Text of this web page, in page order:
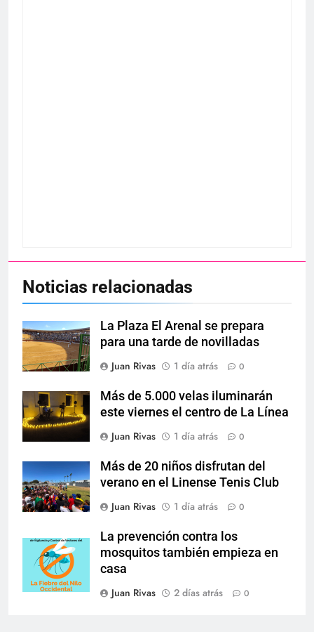
Noticias relacionadas
La Plaza El Arenal se prepara
para una tarde de novilladas
Juan Rivas
1 día atrás 0
Más de 5.000 velas iluminarán
este viernes el centro de La Línea
Juan Rivas
1 día atrás 0
Más de 20 niños disfrutan del
verano en el Linense Tenis Club
Juan Rivas
1 día atrás 0
La prevención contra los
mosquitos también empieza en
casa
Juan Rivas
2 días atrás 0